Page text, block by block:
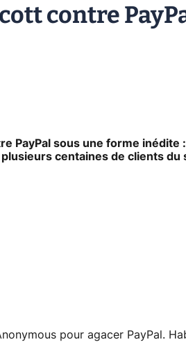
contre
PayPal sous une forme inédite
centaines de clients du
pour agacer PayPal.